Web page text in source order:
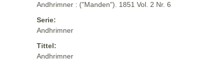
Andhrimner : ("Manden"). 1851 Vol. 2 Nr. 6
Serie:
Andhrimner
Tittel:
Andhrimner